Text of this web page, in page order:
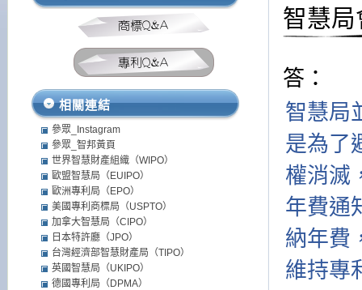
智慧
答：
智慧局
是為了
權消滅
年費通
納年費
維持專
相關連結
參眾_Instagram
參眾_智邦黃頁
世界智慧財產組織（WIPO）
歐盟智慧局（EUIPO）
歐洲專利局（EPO）
美國專利商標局（USPTO）
加拿大智慧局（CIPO）
日本特許廳（JPO）
台灣經濟部智慧財產局（TIPO）
英國智慧局（UKIPO）
德國專利局（DPMA）